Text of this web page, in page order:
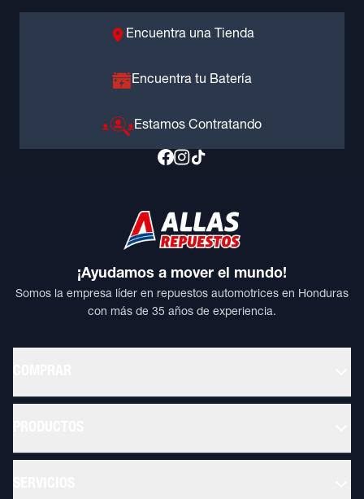
Encuentra una Tienda
Encuentra tu Batería
Estamos Contratando
¡Ayudamos a mover el mundo!
Somos la empresa líder en repuestos automotrices en Honduras
con más de 35 años de experiencia.